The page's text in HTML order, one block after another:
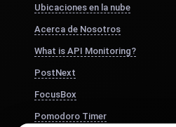
Ubicaciones en la nube
Acerca de Nosotros
What is API Monitoring?
PostNext
FocusBox
Pomodoro Timer